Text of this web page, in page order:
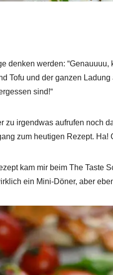
denken werden:
Tofu und der ganzen
sind!“
zu irgendwas aufrufen noch
zum heutigen Rezept. Ha!
kam mir beim The Taste
ein Mini-Döner, aber